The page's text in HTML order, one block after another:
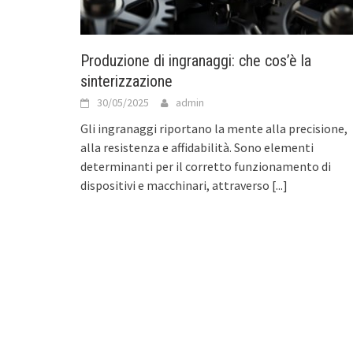
Produzione di ingranaggi: che cos’è la
sinterizzazione
30/05/2025 admin
Gli ingranaggi riportano la mente alla precisione,
alla resistenza e affidabilità. Sono elementi
determinanti per il corretto funzionamento di
dispositivi e macchinari, attraverso [...]